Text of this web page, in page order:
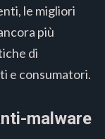
le migliori
più
di
e consumatori.
malware